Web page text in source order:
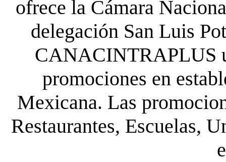
ofrece la Cámara
delegación San Luis
CANACINTRAPLUS
promociones en
Mexicana. Las
Restaurantes, Escuelas,